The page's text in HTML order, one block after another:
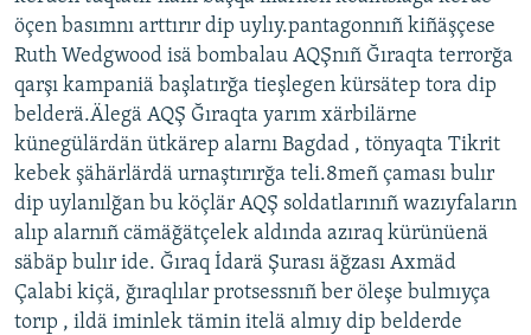
öçen basımnı arttırır dip uylıy.pantagonnıñ kiñäşçese
Ruth Wedgwood isä bombalau AQŞnıñ Ğıraqta terrorğa
qarşı kampaniä başlatırğa tieşlegen kürsätep tora dip
belderä.Älegä AQŞ Ğıraqta yarım xärbilärne
künegülärdän ütkärep alarnı Bagdad , tönyaqta Tikrit
kebek şähärlärdä urnaştırırğa teli.8meñ çaması bulır
dip uylanılğan bu köçlär AQŞ soldatlarınıñ wazıyfaların
alıp alarnıñ cämäğätçelek aldında azıraq kürünüenä
säbäp bulır ide. Ğıraq İdarä Şurası äğzası Axmäd
Çalabi kiçä, ğıraqlılar protsessnıñ ber öleşe bulmıyça
torıp , ildä iminlek tämin itelä almıy dip belderde